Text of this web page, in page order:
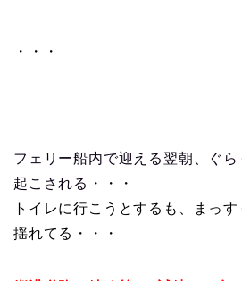
・・・
フェリー船内で迎える翌朝、ぐ
起こされる・・・
トイレに行こうとするも、まっ
揺れてる・・・